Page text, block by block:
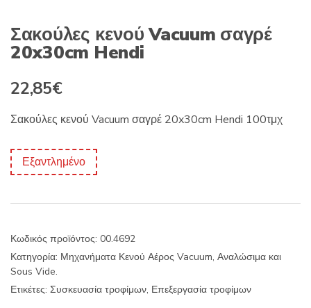
Σακούλες κενού Vacuum σαγρέ
20x30cm Hendi
22,85€
Σακούλες κενού Vacuum σαγρέ 20x30cm Hendi 100τμχ
Εξαντλημένο
Κωδικός προϊόντος: 00.4692
Κατηγορία: Μηχανήματα Κενού Αέρος Vacuum, Αναλώσιμα και
Sous Vide.
Ετικέτες: Συσκευασία τροφίμων, Επεξεργασία τροφίμων